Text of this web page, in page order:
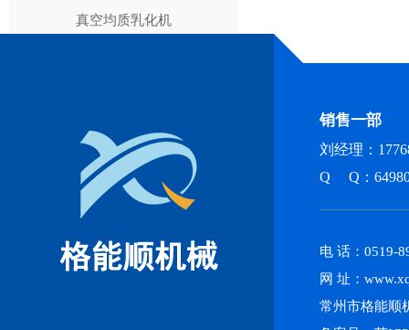
真空均质乳化机
销售一部
刘经理：
Q Q：
电 话：0519-
网 址：
常州市格能顺